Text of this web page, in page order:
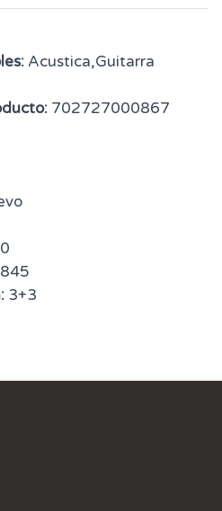
Acustica,Guitarra
702727000867
3+3